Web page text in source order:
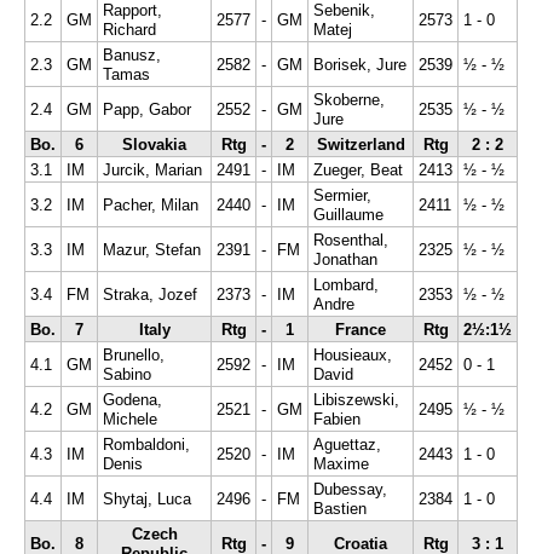
2.2
GM
Rapport,
Richard
2577 - GM
Sebenik,
Matej
2573 1 - 0
2.3 GM
Banusz,
Tamas
2582 - GM Borisek, Jure 2539 ½ - ½
2.4 GM Papp, Gabor 2552 - GM
Skoberne,
Jure
2535 ½ - ½
Bo.
6 Slovakia Rtg - 2 Switzerland Rtg
2 : 2
3.1
IM Jurcik, Marian 2491 - IM Zueger, Beat 2413 ½ - ½
3.2
IM Pacher, Milan 2440 - IM
Sermier,
Guillaume
2411 ½ - ½
3.3 IM Mazur, Stefan 2391 - FM
Rosenthal,
Jonathan
2325 ½ - ½
3.4 FM Straka, Jozef 2373 - IM
Lombard,
Andre
2353 ½ - ½
Bo.
7 Italy Rtg - 1 France Rtg
2½:1½
4.1
GM
Brunello,
Sabino
2592 - IM
Housieaux,
David
2452 0 - 1
4.2 GM
Godena,
Michele
2521 - GM
Libiszewski,
Fabien
2495 ½ - ½
4.3 IM
Rombaldoni,
Denis
2520 - IM
Aguettaz,
Maxime
2443 1 - 0
4.4 IM Shytaj, Luca 2496 - FM
Dubessay,
Bastien
2384 1 - 0
Bo. 8
Czech
Rtg - 9 Croatia Rtg 3 : 1